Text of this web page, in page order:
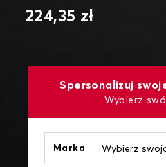
224,35 zł
Spersonalizuj
Wybierz
Marka